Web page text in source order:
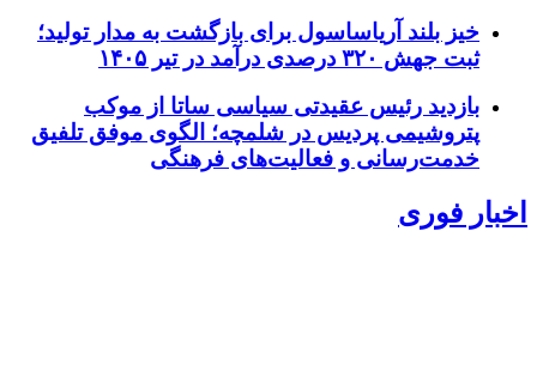
خیز بلند آریاساسول برای بازگشت به مدار تولید؛
ثبت جهش ۳۲۰ درصدی درآمد در تیر ۱۴۰۵
بازدید رئیس عقیدتی سیاسی ساتا از موکب
پتروشیمی پردیس در شلمچه؛ الگوی موفق تلفیق
خدمت‌رسانی و فعالیت‌های فرهنگی
اخبار فوری